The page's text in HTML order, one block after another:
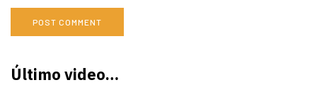
Último video…